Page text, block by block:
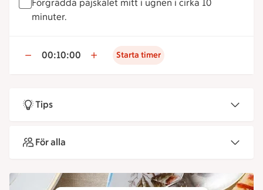
Förgrädda pajskalet mitt i ugnen i cirka 10
minuter.
00:10:00 Starta timer
Tips
För alla